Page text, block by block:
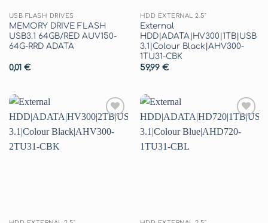
USB FLASH DRIVES
MEMORY DRIVE FLASH
USB3.1 64GB/RED AUV150-
64G-RRD ADATA
0,01 €
HDD EXTERNAL 2.5"
External
HDD|ADATA|HV300|1TB|USB
3.1|Colour Black|AHV300-
1TU31-CBK
59,99 €
Aggiungi
alla lista
Aggiungi
alla lista